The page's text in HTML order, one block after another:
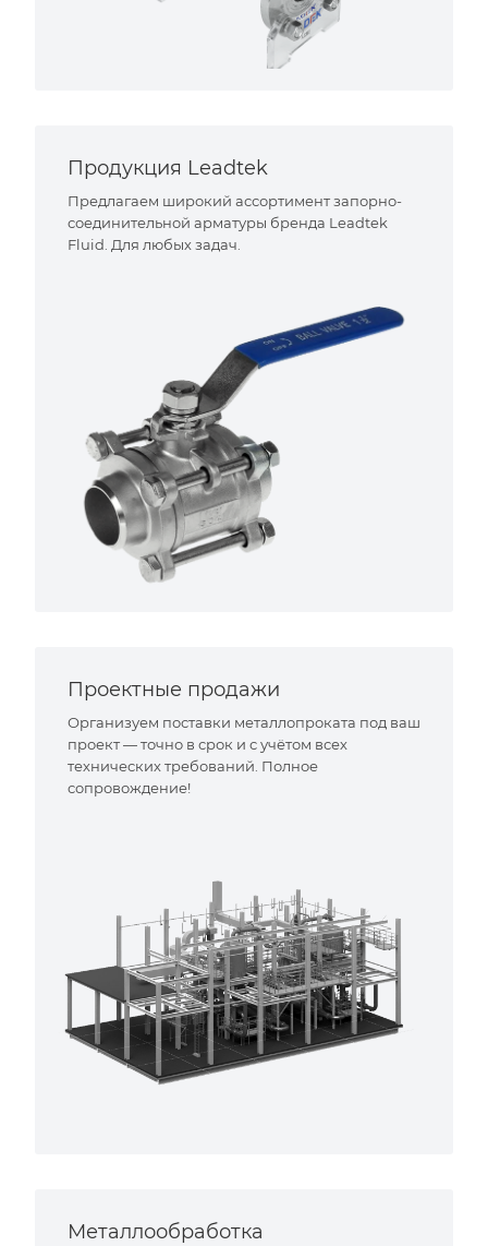
Продукция Leadtek
Предлагаем широкий ассортимент запорно-
соединительной арматуры бренда Leadtek
Fluid. Для любых задач.
Проектные продажи
Организуем поставки металлопроката под ваш
проект — точно в срок и с учётом всех
технических требований. Полное
сопровождение!
Металлообработка